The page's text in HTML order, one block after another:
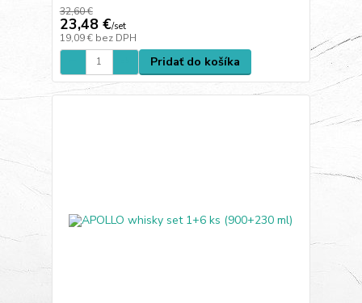
32,60 €
23,48 €/set
19,09 € bez DPH
Pridať do košíka